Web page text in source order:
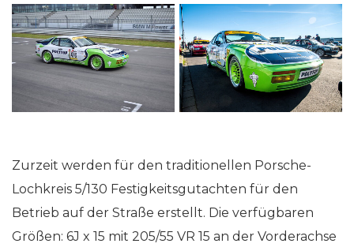
Zurzeit werden für den traditionellen Porsche-
Lochkreis 5/130 Festigkeitsgutachten für den
Betrieb auf der Straße erstellt. Die verfügbaren
Größen: 6J x 15 mit 205/55 VR 15 an der Vorderachse